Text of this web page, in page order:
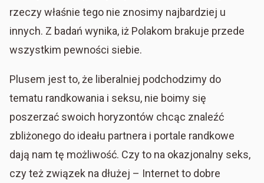
rzeczy właśnie tego nie znosimy najbardziej u
innych. Z badań wynika, iż Polakom brakuje przede
wszystkim pewności siebie.
Plusem jest to, że liberalniej podchodzimy do
tematu randkowania i seksu, nie boimy się
poszerzać swoich horyzontów chcąc znaleźć
zbliżonego do ideału partnera i portale randkowe
dają nam tę możliwość. Czy to na okazjonalny seks,
czy też związek na dłużej – Internet to dobre